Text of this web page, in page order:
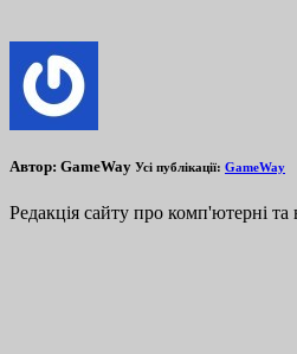
Автор: GameWay Усі публікації: GameWay
Редакція сайту про комп'ютерні та